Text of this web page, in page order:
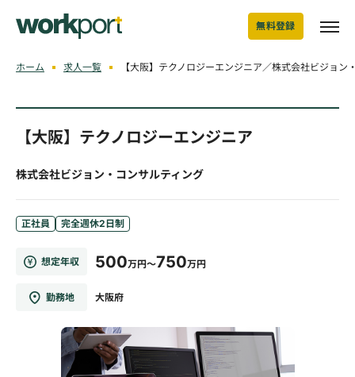
無料登録
ホーム 求人一覧 【大阪】テクノロジーエンジニア／株式会社ビジョン
【大阪】テクノロジーエンジニア
株式会社ビジョン・コンサルティング
正社員 完全週休2日制
想定年収 500万円～750万円
勤務地 大阪府